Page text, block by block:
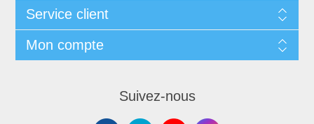
Service client
Mon compte
Suivez-nous